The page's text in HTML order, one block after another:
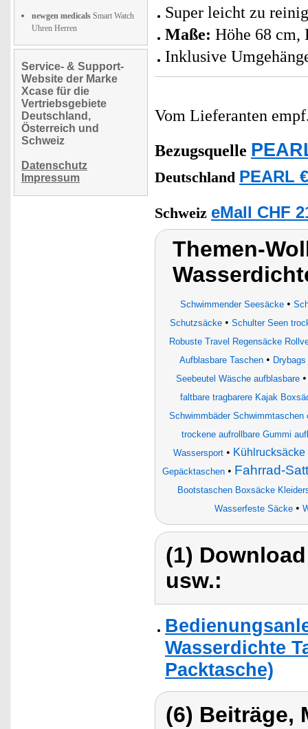
newgen medicals Smart Watch
Uhren Herren
Service- & Support-
Website der Marke
Xcase für die
Vertriebsgebiete
Deutschland,
Österreich und
Schweiz
Datenschutz
Impressum
Super leicht zu
Maße: Höhe 68 cm,
Inklusive
Vom Lieferanten
Bezugsquelle
Deutschland PEARL
Schweiz eMall CHF
Themen-
Schwimmender Seesäcke•
Schutzsäcke• Schulter Seen
Robuste Travel Regensäcke
Aufblasbare Taschen• Drybags
Seebeutel Wäsche aufblasbare
faltbare tragbarere Kajak
Schwimmbäder Schwimmtaschen
trockene aufrollbare Gummi
Wassersport • Kühlrucksäcke
Gepäcktaschen • Fahrrad-
Bootstaschen Boxsäcke
Wasserfeste Säcke •
(1)
usw.:
Wasserdichte
Packtasche)
(6) Beiträge,